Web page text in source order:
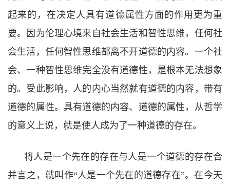
起来的，在决定人具有道德属性方面的作用更为重
要。因为伦理心境来自社会生活和智性思维，任何社
会生活，任何智性思维都离不开道德的内容。一个社
会、一种智性思维完全没有道德性，是根本无法想象
的。受此影响，人的内心当然就有道德的内容，带有
道德的属性。具有道德的内容、道德的属性，从哲学
的意义上说，就是使人成为了一种道德的存在。
将人是一个先在的存在与人是一个道德的存在合
并言之，就叫作“人是一个先在的道德存在”。在今天